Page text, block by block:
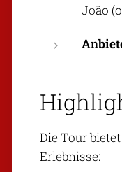
João
Die Tour
Erlebnisse: